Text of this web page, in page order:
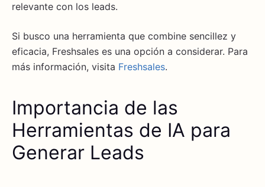
relevante con los leads.
Si busco una herramienta que combine sencillez y
eficacia, Freshsales es una opción a considerar. Para
más información, visita Freshsales.
Importancia de las
Herramientas de IA para
Generar Leads